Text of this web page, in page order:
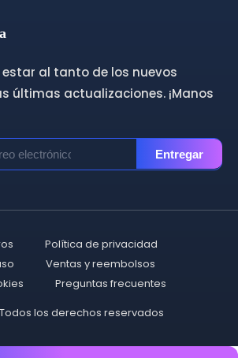
al tanto de los nuevos
últimas actualizaciones. ¡Manos
Entregar
Política de privacidad
Ventas y reembolsos
Preguntas frecuentes
los derechos reservados